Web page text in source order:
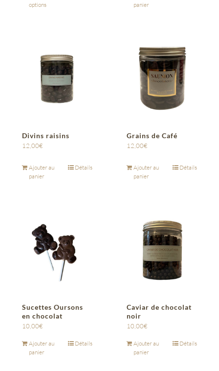
options
panier
Divins raisins
12,00€
Ajouter au
panier
Détails
Grains de Café
12,00€
Ajouter au
panier
Détails
Sucettes Oursons
en chocolat
10,00€
Ajouter au
panier
Détails
Caviar de chocolat
noir
10,00€
Ajouter au
panier
Détails